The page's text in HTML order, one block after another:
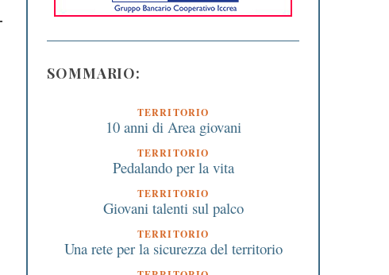
SOMMARIO:
TERRITORIO
10 anni di Area giovani
TERRITORIO
Pedalando per la vita
TERRITORIO
Giovani talenti sul palco
TERRITORIO
Una rete per la sicurezza del territorio